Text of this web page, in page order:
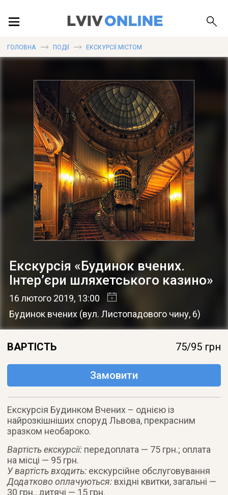
ПУБЛІКАЦІЇ
ДОВІДКА
ГОЛОВНА ПОДІЇ ЕКСКУРСІЇ МІСТОМ
Екскурсія «Будинок вчених.
Інтер’єри шляхетського казино»
16 лютого 2019, 13:00
Будинок вчених (вул. Листопадового чину, 6)
ВАРТІСТЬ 75/95 грн
Замовити
Екскурсія Будинком Вчених – однією із
найрозкішніших споруд Львова, прекрасним
зразком необароко.
Вартість екскурсії: передоплата — 75 грн.; оплата
на місці — 95 грн.
У вартість входить: екскурсійне обслуговування
Додатково оплачуються: вхідні квитки, загальні —
30 грн., дитячі — 15 грн.